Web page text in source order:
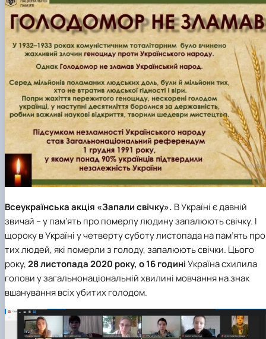
Всеукраїнська акція «Запали свічку». В Україні є давній
звичай – у пам’ять про померлу людину запалюють свічку. І
щороку в Україні у четверту суботу листопада на пам’ять про
тих людей, які померли з голоду, запалюють свічки. Цього
року,28 листопада 2020 року, о 16 годиніУкраїна схилила
голови у загальнонаціональній хвилині мовчання на знак
вшанування всіх убитих голодом.